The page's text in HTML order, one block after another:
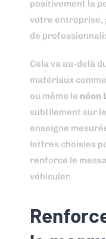
positivement la
votre entreprise,
de
Cela va au-delà
matériaux
ou même le néon
subtilement sur
enseigne
lettres choisies
renforce le
véhiculer.